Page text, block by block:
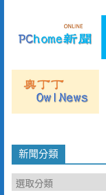
新聞分類
新